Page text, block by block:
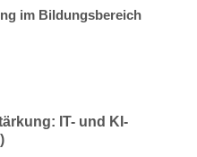
im Bildungsbereich
IT- und KI-